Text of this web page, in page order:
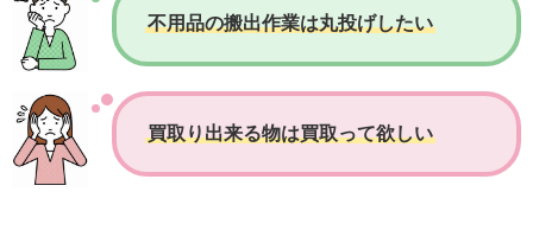
不用品の搬出作業は丸投げしたい
買取り出来る物は買取って欲しい